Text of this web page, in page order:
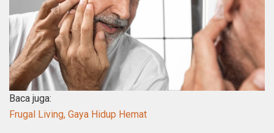
Baca juga:
Frugal Living, Gaya Hidup Hemat